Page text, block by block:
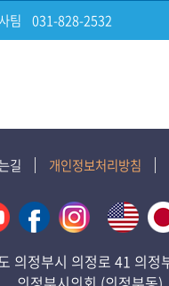
사팀 031-828-2532
길 개인정보처리방침
의정부시 의정로 41 의정